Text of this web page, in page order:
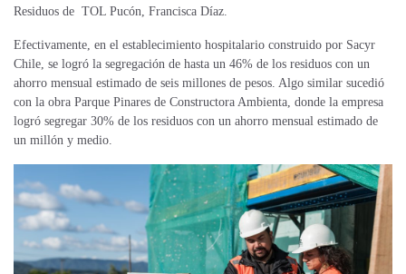
Residuos de TOL Pucón, Francisca Díaz.
Efectivamente, en el establecimiento hospitalario construido por Sacyr
Chile, se logró la segregación de hasta un 46% de los residuos con un
ahorro mensual estimado de seis millones de pesos. Algo similar sucedió
con la obra Parque Pinares de Constructora Ambienta, donde la empresa
logró segregar 30% de los residuos con un ahorro mensual estimado de
un millón y medio.